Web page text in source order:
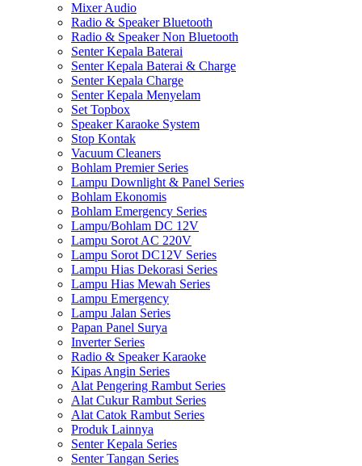
Mixer Audio
Radio & Speaker Bluetooth
Radio & Speaker Non Bluetooth
Senter Kepala Baterai
Senter Kepala Baterai & Charge
Senter Kepala Charge
Senter Kepala Menyelam
Set Topbox
Speaker Karaoke System
Stop Kontak
Vacuum Cleaners
Bohlam Premier Series
Lampu Downlight & Panel Series
Bohlam Ekonomis
Bohlam Emergency Series
Lampu/Bohlam DC 12V
Lampu Sorot AC 220V
Lampu Sorot DC12V Series
Lampu Hias Dekorasi Series
Lampu Hias Mewah Series
Lampu Emergency
Lampu Jalan Series
Papan Panel Surya
Inverter Series
Radio & Speaker Karaoke
Kipas Angin Series
Alat Pengering Rambut Series
Alat Cukur Rambut Series
Alat Catok Rambut Series
Produk Lainnya
Senter Kepala Series
Senter Tangan Series